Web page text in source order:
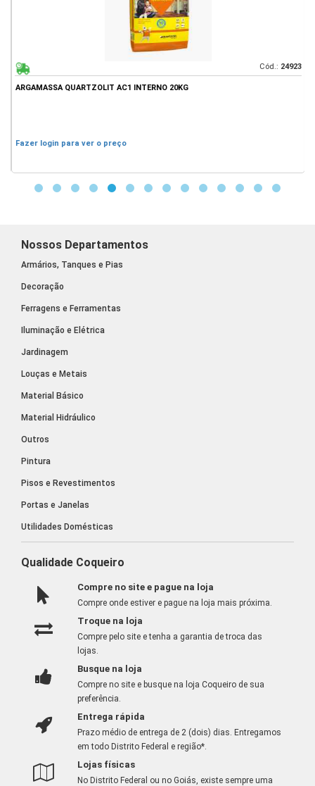
Cód.: 24923
ARGAMASSA QUARTZOLIT AC1 INTERNO 20KG
Fazer login para ver o preço
Nossos Departamentos
Armários, Tanques e Pias
Decoração
Ferragens e Ferramentas
Iluminação e Elétrica
Jardinagem
Louças e Metais
Material Básico
Material Hidráulico
Outros
Pintura
Pisos e Revestimentos
Portas e Janelas
Utilidades Domésticas
Qualidade Coqueiro
Compre no site e pague na loja
Compre onde estiver e pague na loja mais próxima.
Troque na loja
Compre pelo site e tenha a garantia de troca das
lojas.
Busque na loja
Compre no site e busque na loja Coqueiro de sua
preferência.
Entrega rápida
Prazo médio de entrega de 2 (dois) dias. Entregamos
em todo Distrito Federal e região*.
Lojas físicas
No Distrito Federal ou no Goiás, existe sempre uma